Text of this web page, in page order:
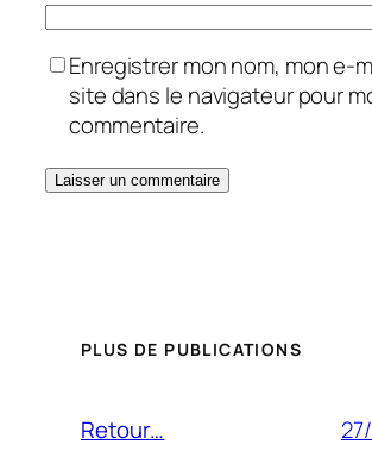
Enregistrer mon nom, mon e-
site dans le navigateur pour
commentaire.
PLUS DE PUBLICATIONS
Retour…